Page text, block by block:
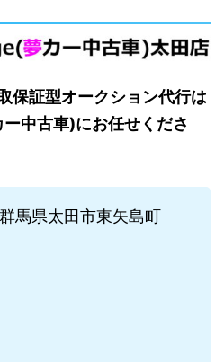
保証型オークション代行は
中古車)にお任せくださ
馬県太田市東矢島町